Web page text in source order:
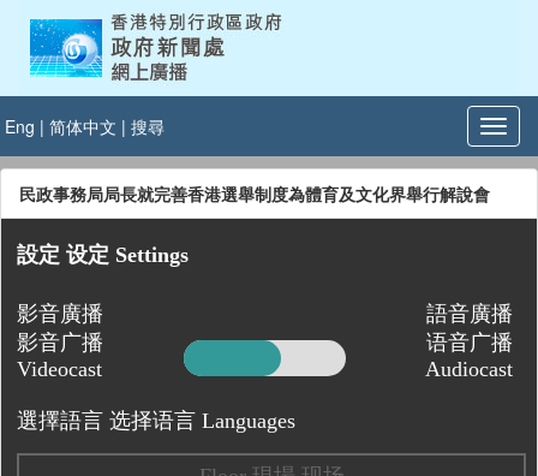
Eng | 简体中文 | 搜尋
民政事務局局長就完善香港選舉制度為體育及文化界舉行解說會